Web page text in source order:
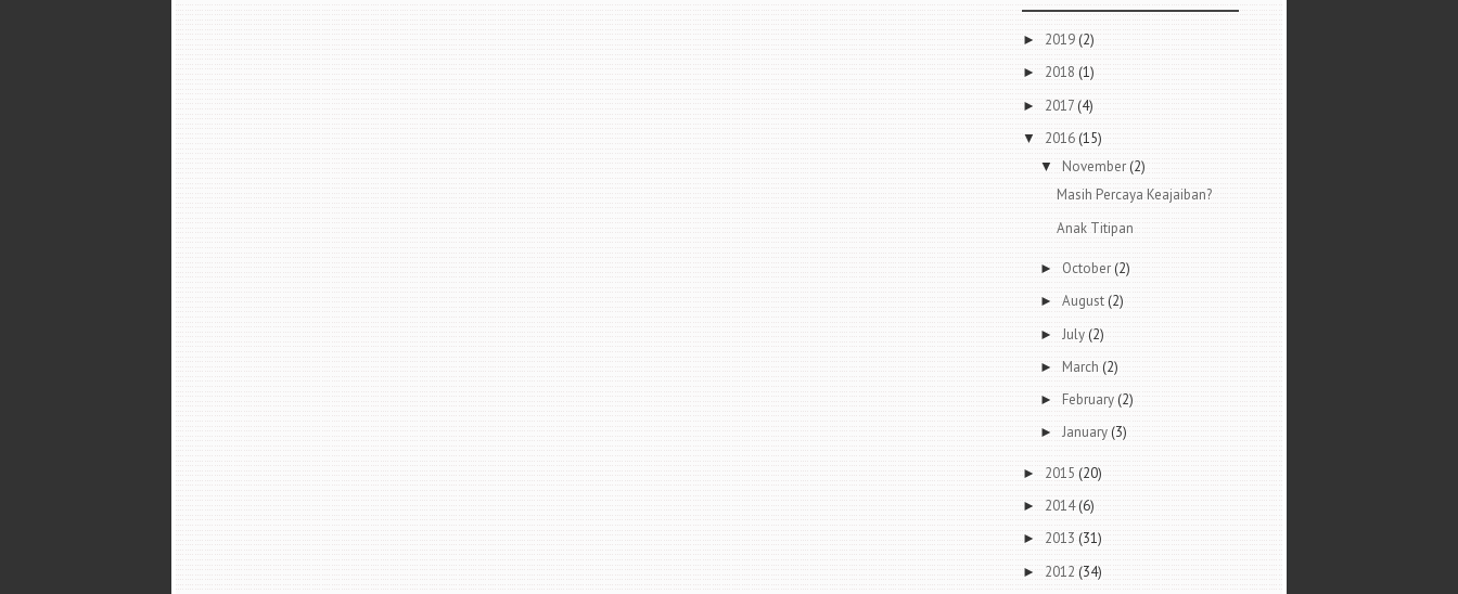
► 2019(2)
► 2018 (1)
► 2017(4)
▼ 2016(15)
▼ November(2)
Masih Percaya Keajaiban?
Anak Titipan
► October (2)
► August(2)
► July(2)
► March (2)
► February(2)
► January (3)
► 2015(20)
► 2014(6)
► 2013 (31)
► 2012 (34)